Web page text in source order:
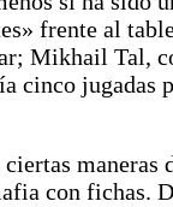
frente al
Mikhail Tal,
cinco jugadas
con fichas.